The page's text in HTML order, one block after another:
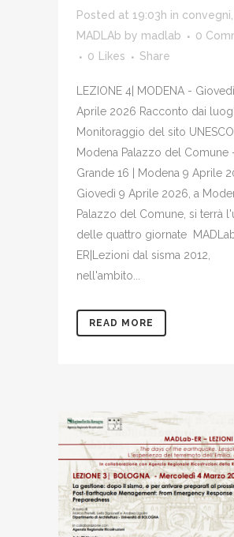
Posted at 19:03h in convegni,
MADLAb by madlab
0
0 Likes Share
LEZIONE 4| MODENA -
Aprile 2026 Racconto dai
Monitoraggio del sito
Modena Palazzo del Comune
Grande 16 | Modena 9 Aprile
Giovedì 9 Aprile 2026, a
Palazzo del Comune, si terrà
delle quattro giornate
ER|Lezioni dal sisma 2012,
nell'ambito...
READ MORE